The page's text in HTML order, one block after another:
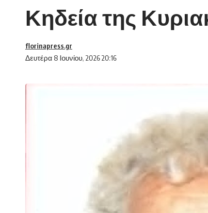
Κηδεία της
Δευτέρα 8 Ιουνίου, 2026 20:16
florinapress.gr